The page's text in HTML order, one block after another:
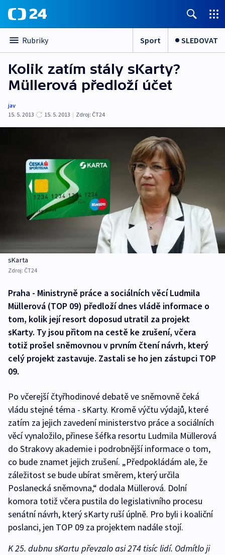
Rubriky Sport SLEDOVAT
Kolik zatím stály sKarty?
Müllerová předloží účet
jav
15. 5. 2013
15. 5. 2013 | Zdroj: ČT24
sKarta
Zdroj: ČT24
Praha - Ministryně práce a sociálních věcí Ludmila
Müllerová (TOP 09) předloží dnes vládě informace o
tom, kolik její resort doposud utratil za projekt
sKarty. Ty jsou přitom na cestě ke zrušení, včera
totiž prošel sněmovnou v prvním čtení návrh, který
celý projekt zastavuje. Zastali se ho jen zástupci TOP
09.
Po včerejší čtyřhodinové debatě ve sněmovně čeká
vládu stejné téma - sKarty. Kromě výčtu výdajů, které
zatím za jejich zavedení ministerstvo práce a sociálních
věcí vynaložilo, přinese šéfka resortu Ludmila Müllerová
do Strakovy akademie i podrobnější informace o tom,
co bude znamet jejich zrušení. „Předpokládám ale, že
záležitost se bude ubírat směrem, který určila
Poslanecká sněmovna,“ dodala Müllerová. Dolní
komora totiž včera pustila do legislativního procesu
senátní návrh, který sKarty ruší úplně. Pro byli i koaliční
poslanci, jen TOP 09 za projektem nadále stojí.
K 25. dubnu sKartu převzalo asi 274 tisíc lidí. Odmítlo ji